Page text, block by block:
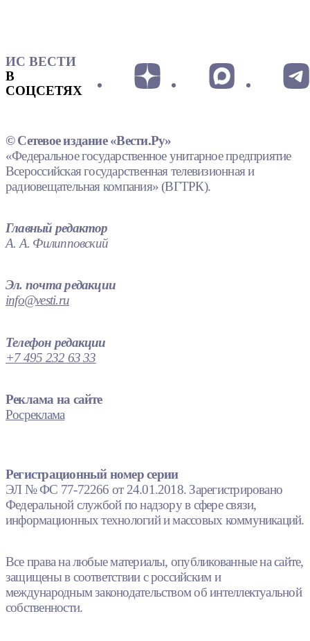
ИС ВЕСТИ
В
СОЦСЕТЯХ
© Сетевое издание «Вести.Ру»
«Федеральное государственное унитарное предприятие
Всероссийская государственная телевизионная и
радиовещательная компания» (ВГТРК).
Главный редактор
А. А. Филипповский
Эл. почта редакции
info@vesti.ru
Телефон редакции
+7 495 232 63 33
Реклама на сайте
Росреклама
Регистрационный номер серии
ЭЛ № ФС 77-72266 от 24.01.2018. Зарегистрировано
Федеральной службой по надзору в сфере связи,
информационных технологий и массовых коммуникаций.
Все права на любые материалы, опубликованные на сайте,
защищены в соответствии с российским и
международным законодательством об интеллектуальной
собственности.